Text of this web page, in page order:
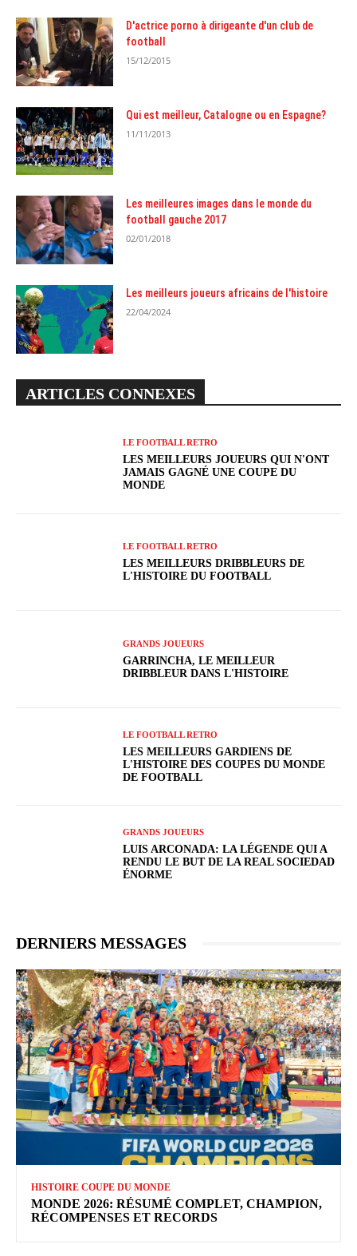
D'actrice porno à dirigeante d'un club de
football
15/12/2015
Qui est meilleur, Catalogne ou en Espagne?
11/11/2013
Les meilleures images dans le monde du
football gauche 2017
02/01/2018
Les meilleurs joueurs africains de l'histoire
22/04/2024
ARTICLES CONNEXES
LE FOOTBALL RETRO
LES MEILLEURS JOUEURS QUI N'ONT
JAMAIS GAGNÉ UNE COUPE DU
MONDE
LE FOOTBALL RETRO
LES MEILLEURS DRIBBLEURS DE
L'HISTOIRE DU FOOTBALL
GRANDS JOUEURS
GARRINCHA, LE MEILLEUR
DRIBBLEUR DANS L'HISTOIRE
LE FOOTBALL RETRO
LES MEILLEURS GARDIENS DE
L'HISTOIRE DES COUPES DU MONDE
DE FOOTBALL
GRANDS JOUEURS
LUIS ARCONADA: LA LÉGENDE QUI A
RENDU LE BUT DE LA REAL SOCIEDAD
ÉNORME
DERNIERS MESSAGES
HISTOIRE COUPE DU MONDE
MONDE 2026: RÉSUMÉ COMPLET, CHAMPION,
RÉCOMPENSES ET RECORDS